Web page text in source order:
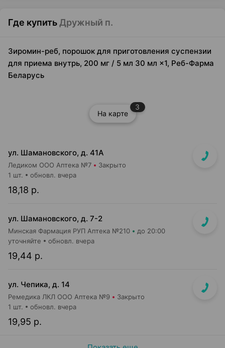
Где купитьДружный п.
Зиромин-реб, порошок для приготовления суспензии
для приема внутрь, 200 мг / 5 мл 30 мл ×1, Реб-Фарма
Беларусь
На карте
3
ул. Шамановского, д. 41А
Ледиком ООО Аптека №7 Закрыто
18,18 р.
1 шт. обновл. вчера
ул. Шамановского, д. 7-2
Минская Фармация РУП Аптека №210 до 20:00
19,44 р.
уточняйте обновл. вчера
ул. Чепика, д. 14
Ремедика ЛКЛ ООО Аптека №9 Закрыто
19,95 р.
1 шт. обновл. вчера